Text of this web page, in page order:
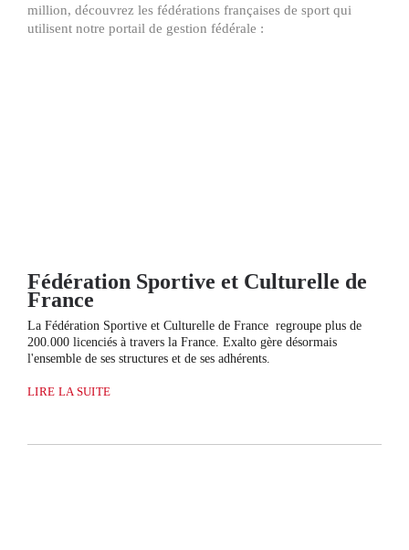
million, découvrez les fédérations françaises de sport qui
utilisent notre portail de gestion fédérale :
Fédération Sportive et Culturelle de
France
La Fédération Sportive et Culturelle de France regroupe plus de
200.000 licenciés à travers la France. Exalto gère désormais
l'ensemble de ses structures et de ses adhérents.
LIRE LA SUITE